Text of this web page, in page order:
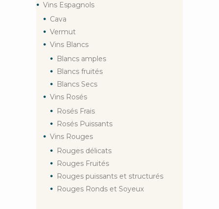
Vins Espagnols
Cava
Vermut
Vins Blancs
Blancs amples
Blancs fruités
Blancs Secs
Vins Rosés
Rosés Frais
Rosés Puissants
Vins Rouges
Rouges délicats
Rouges Fruités
Rouges puissants et structurés
Rouges Ronds et Soyeux